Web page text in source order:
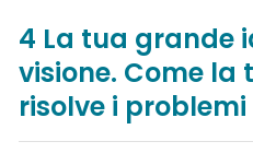
4 La tua grande
visione. Come la
risolve i problemi